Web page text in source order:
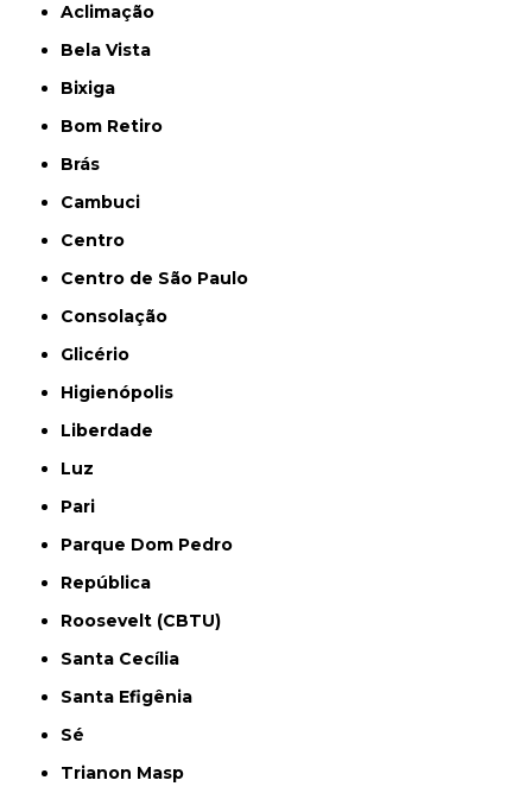
Aclimação
Bela Vista
Bixiga
Bom Retiro
Brás
Cambuci
Centro
Centro de São Paulo
Consolação
Glicério
Higienópolis
Liberdade
Luz
Pari
Parque Dom Pedro
República
Roosevelt (CBTU)
Santa Cecília
Santa Efigênia
Sé
Trianon Masp